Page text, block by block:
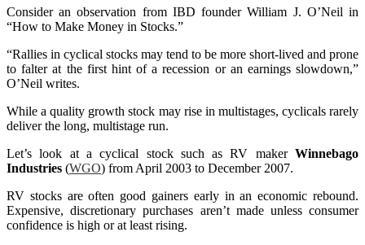
Consider an observation from IBD founder William J. O’Neil in
“How to Make Money in Stocks.”
“Rallies in cyclical stocks may tend to be more short-lived and prone
to falter at the first hint of a recession or an earnings slowdown,”
O’Neil writes.
While a quality growth stock may rise in multistages, cyclicals rarely
deliver the long, multistage run.
Let’s look at a cyclical stock such as RV maker Winnebago
Industries (WGO) from April 2003 to December 2007.
RV stocks are often good gainers early in an economic rebound.
Expensive, discretionary purchases aren’t made unless consumer
confidence is high or at least rising.